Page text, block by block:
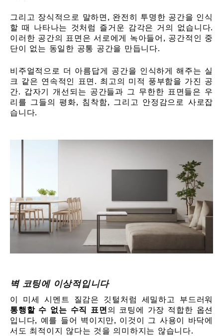
그리고 장식적으로 말하면, 완전히 투명한 공간을 인식
할 때 나타나는 것처럼 즐거운 감각은 거의 없습니다.
이러한 공간의 표면은 서로에게 녹아들어, 공간적인 중
단이 없는 동일한 공통 공간을 만듭니다.
비주얼적으로 더 아름답게 공간을 인식하게 해주는 실
크 같은 연속적인 표면. 최고의 미적 풍부함을 가진 공
간. 갑자기 개선되는 공간들과 그 무한한 표면들은 우
리를 그들의 평화, 침착함, 그리고 안정감으로 사로잡
습니다.
벽 코팅에 이상적입니다
이 미세 시멘트 질감은 깃털처럼 세밀하고 부드러워
통행할 수 없는 수직 표면 의 코팅에 가장 적합한 옵션
입니다, 예를 들어 벽이지만, 이것이 그 사용이 바닥에
서도 최적이지 않다는 것을 의미하지는 않습니다.